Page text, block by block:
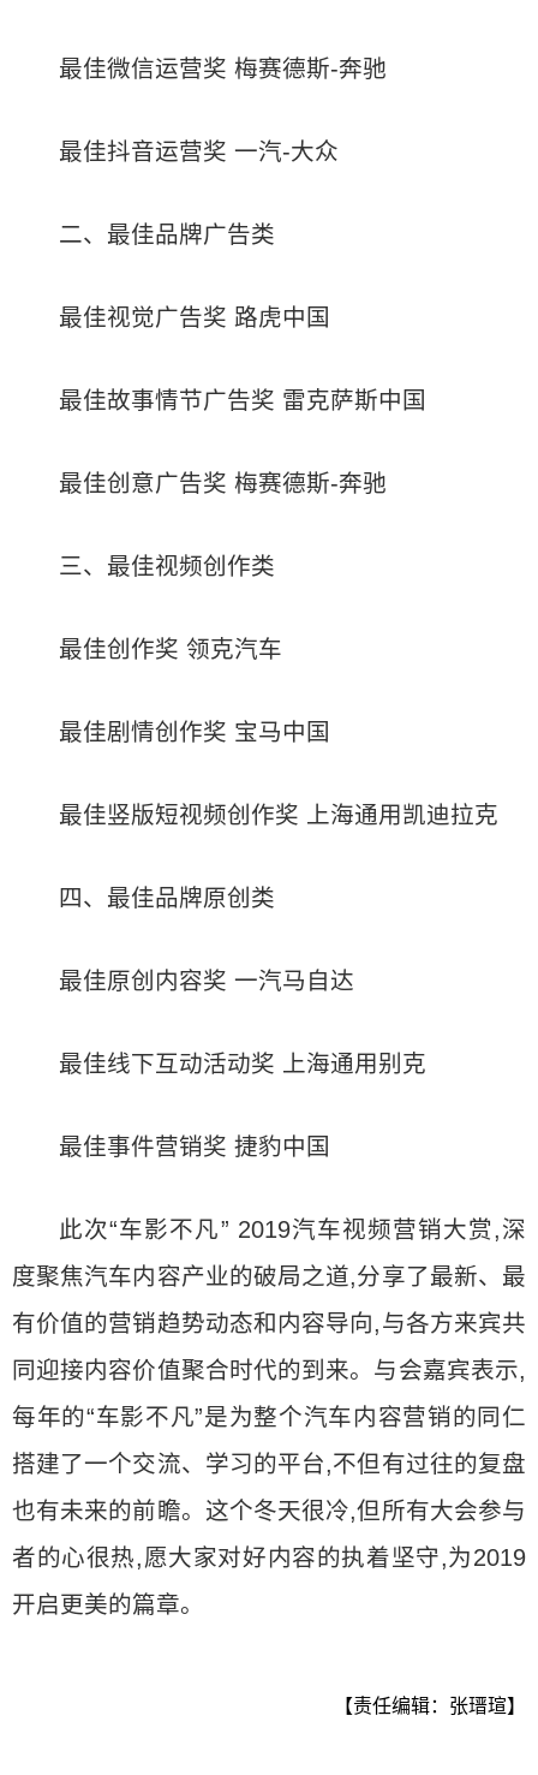
最佳微信运营奖 梅赛德斯-奔驰
最佳抖音运营奖 一汽-大众
二、最佳品牌广告类
最佳视觉广告奖 路虎中国
最佳故事情节广告奖 雷克萨斯中国
最佳创意广告奖 梅赛德斯-奔驰
三、最佳视频创作类
最佳创作奖 领克汽车
最佳剧情创作奖 宝马中国
最佳竖版短视频创作奖 上海通用凯迪拉克
四、最佳品牌原创类
最佳原创内容奖 一汽马自达
最佳线下互动活动奖 上海通用别克
最佳事件营销奖 捷豹中国
此次“车影不凡” 2019汽车视频营销大赏,深
度聚焦汽车内容产业的破局之道,分享了最新、最
有价值的营销趋势动态和内容导向,与各方来宾共
同迎接内容价值聚合时代的到来。与会嘉宾表示,
每年的“车影不凡”是为整个汽车内容营销的同仁
搭建了一个交流、学习的平台,不但有过往的复盘
也有未来的前瞻。这个冬天很冷,但所有大会参与
者的心很热,愿大家对好内容的执着坚守,为2019
开启更美的篇章。
【责任编辑：张瑨瑄】